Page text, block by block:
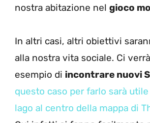
nostra abitazione nel gioco
In altri casi, altri obiettivi
alla nostra vita sociale. Ci
esempio di incontrare nuovi
questo caso per farlo sarà
lago al centro della mappa di